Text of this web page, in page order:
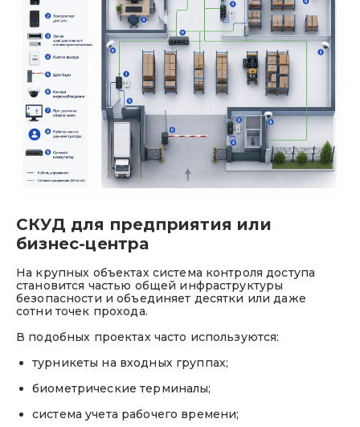
СКУД для предприятия или
бизнес-центра
На крупных объектах система контроля доступа
становится частью общей инфраструктуры
безопасности и объединяет десятки или даже
сотни точек прохода.
В подобных проектах часто используются:
турникеты на входных группах;
биометрические терминалы;
система учета рабочего времени;